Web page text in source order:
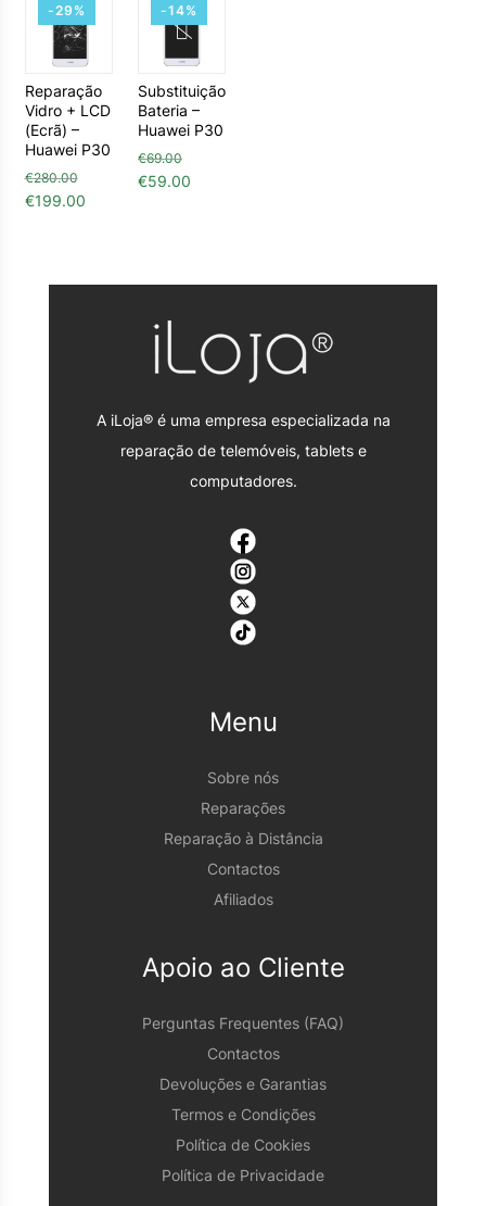
-29%
Reparação
Vidro + LCD
(Ecrã) –
Huawei P30
€280.00
O preço original era: €280.00.
€199.00O preço atual é: €199.00.
-14%
Substituição
Bateria –
Huawei P30
€69.00
O preço original era: €69.00.
€59.00O preço atual é: €59.00.
A iLoja® é uma empresa especializada na
reparação de telemóveis, tablets e
computadores.
Menu
Sobre nós
Reparações
Reparação à Distância
Contactos
Afiliados
Apoio ao Cliente
Perguntas Frequentes (FAQ)
Contactos
Devoluções e Garantias
Termos e Condições
Política de Cookies
Política de Privacidade